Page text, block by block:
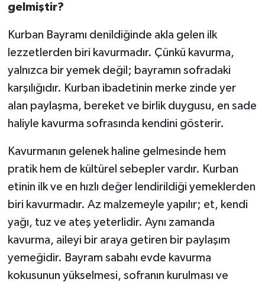
gelmiştir?
Kurban Bayramı denildiğinde akla gelen ilk
lezzetlerden biri kavurmadır. Çünkü kavurma,
yalnızca bir yemek değil; bayramın sofradaki
karşılığıdır. Kurban ibadetinin merke zinde yer
alan paylaşma, bereket ve birlik duygusu, en sade
haliyle kavurma sofrasında kendini gösterir.
Kavurmanın gelenek haline gelmesinde hem
pratik hem de kültürel sebepler vardır. Kurban
etinin ilk ve en hızlı değer lendirildiği yemeklerden
biri kavurmadır. Az malzemeyle yapılır; et, kendi
yağı, tuz ve ateş yeterlidir. Aynı zamanda
kavurma, aileyi bir araya getiren bir paylaşım
yemeğidir. Bayram sabahı evde kavurma
kokusunun yükselmesi, sofranın kurulması ve